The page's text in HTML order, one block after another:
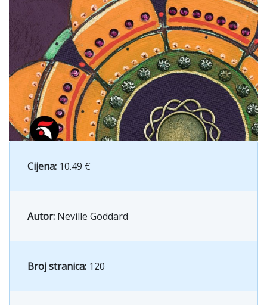
Cijena: 10.49 €
Autor: Neville Goddard
Broj stranica: 120